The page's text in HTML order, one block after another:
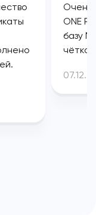
Очень
ONE
базу
чётко